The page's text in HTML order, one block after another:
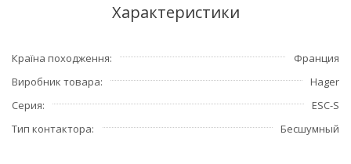
Характеристики
Країна походження
Франция
Виробник товара
Hager
Серия
ESC-S
Тип контактора
Бесшумный